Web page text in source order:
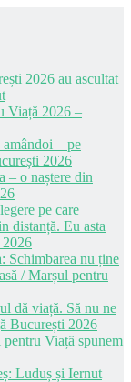
2026 au ascultat
Viață 2026 –
– pe
2026
– o naștere din
pe care
distanță. Eu asta
Schimbarea nu ține
/ Marșul pentru
dă viață. Să nu ne
București 2026
Viață spunem
Luduș și Iernut